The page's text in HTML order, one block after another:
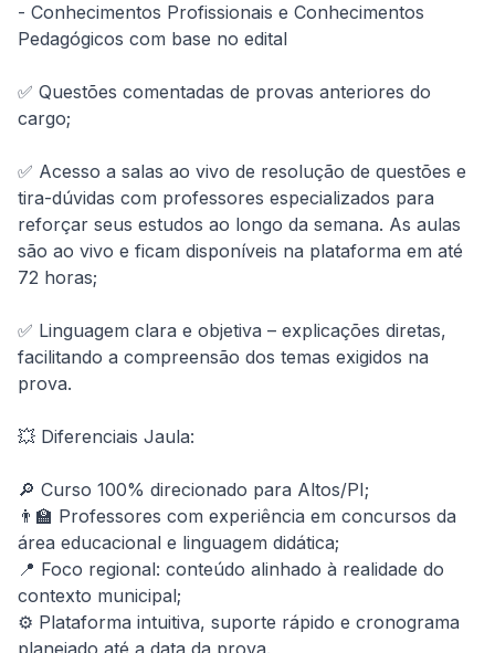
- Conhecimentos Profissionais e Conhecimentos
Pedagógicos com base no edital
✅ Questões comentadas de provas anteriores do
cargo;
✅ Acesso a salas ao vivo de resolução de questões e
tira-dúvidas com professores especializados para
reforçar seus estudos ao longo da semana. As aulas
são ao vivo e ficam disponíveis na plataforma em até
72 horas;
✅ Linguagem clara e objetiva – explicações diretas,
facilitando a compreensão dos temas exigidos na
prova.
💥 Diferenciais Jaula:
🔎 Curso 100% direcionado para Altos/PI;
👨‍🏫 Professores com experiência em concursos da
área educacional e linguagem didática;
📍 Foco regional: conteúdo alinhado à realidade do
contexto municipal;
⚙️ Plataforma intuitiva, suporte rápido e cronograma
planejado até a data da prova.